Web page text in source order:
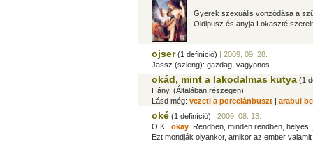
Gyerek szexuális vonzódása a
Oidipusz és anyja Lokaszté
ojser(1 definíció) | 2009. 09. 28.
Jassz (szleng): gazdag, vagyonos.
okád, mint a lakodalmas kutya (1
Hány. (Általában részegen)
Lásd még: vezeti a porcelánbuszt | arabul
oké (1 definíció) | 2009. 08. 13.
O.K., okay . Rendben, minden rendben, helyes,
Ezt mondják olyankor, amikor az ember